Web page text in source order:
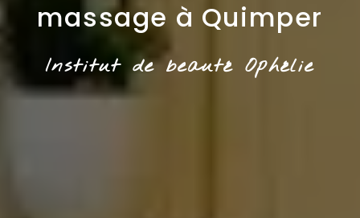
massage à Quimper
Institut de beauté Ophélie